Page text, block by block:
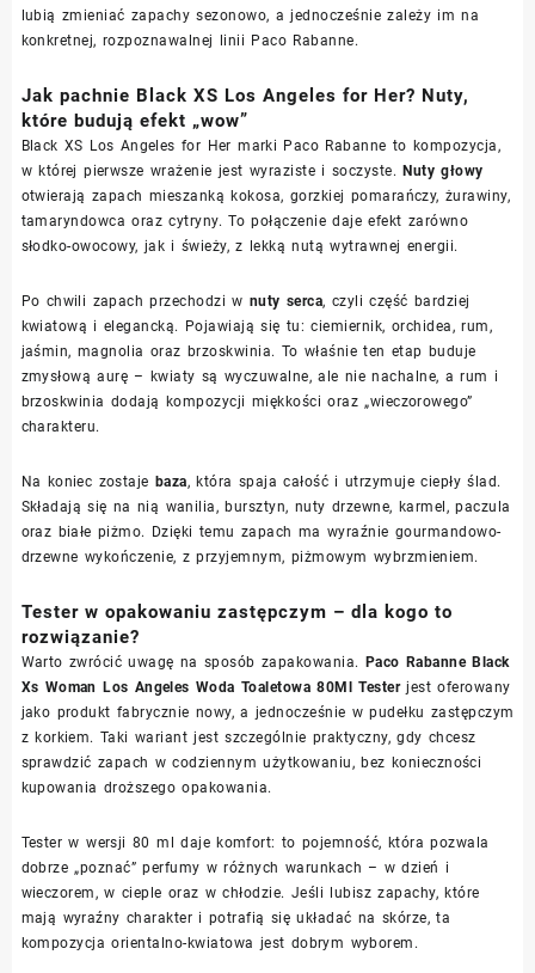
lubią zmieniać zapachy sezonowo, a jednocześnie zależy im na
konkretnej, rozpoznawalnej linii Paco Rabanne.
Jak pachnie Black XS Los Angeles for Her? Nuty,
które budują efekt „wow”
Black XS Los Angeles for Her marki Paco Rabanne to kompozycja,
w której pierwsze wrażenie jest wyraziste i soczyste.Nuty głowy
otwierają zapach mieszanką kokosa, gorzkiej pomarańczy, żurawiny,
tamaryndowca oraz cytryny. To połączenie daje efekt zarówno
słodko-owocowy, jak i świeży, z lekką nutą wytrawnej energii.
Po chwili zapach przechodzi w nuty serca, czyli część bardziej
kwiatową i elegancką. Pojawiają się tu: ciemiernik, orchidea, rum,
jaśmin, magnolia oraz brzoskwinia. To właśnie ten etap buduje
zmysłową aurę – kwiaty są wyczuwalne, ale nie nachalne, a rum i
brzoskwinia dodają kompozycji miękkości oraz „wieczorowego”
charakteru.
Na koniec zostaje baza, która spaja całość i utrzymuje ciepły ślad.
Składają się na nią wanilia, bursztyn, nuty drzewne, karmel, paczula
oraz białe piżmo. Dzięki temu zapach ma wyraźnie gourmandowo-
drzewne wykończenie, z przyjemnym, piżmowym wybrzmieniem.
Tester w opakowaniu zastępczym – dla kogo to
rozwiązanie?
Warto zwrócić uwagę na sposób zapakowania. Paco Rabanne Black
Xs Woman Los Angeles Woda Toaletowa 80Ml Testerjest oferowany
jako produkt fabrycznie nowy, a jednocześnie w pudełku zastępczym
z korkiem. Taki wariant jest szczególnie praktyczny, gdy chcesz
sprawdzić zapach w codziennym użytkowaniu, bez konieczności
kupowania droższego opakowania.
Tester w wersji 80 ml daje komfort: to pojemność, która pozwala
dobrze „poznać” perfumy w różnych warunkach – w dzień i
wieczorem, w cieple oraz w chłodzie. Jeśli lubisz zapachy, które
mają wyraźny charakter i potrafią się układać na skórze, ta
kompozycja orientalno-kwiatowa jest dobrym wyborem.